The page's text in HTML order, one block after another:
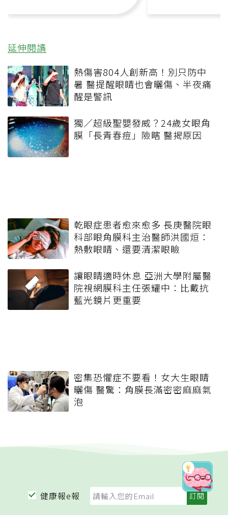
延伸閱讀
熱傷害804人創新高！別只防中
暑 醫提醒眼睛也會曬傷、半夜痛
醒是警訊
獨／超級聖嬰發威？24歲女眼角
膜「長青春痘」險瞎 醫揭原因
乾眼症患者愈來愈多 長庚醫院眼
科部眼角膜科主治醫師洪國烜：
熱敷眼睛、還要清潔眼瞼
讓眼睛適時休息 亞洲大學附屬醫
院視網膜科主任張耀中：比戴抗
藍光鏡片更重要
密集恐懼症不要看！女大生眼睛
曬傷 醫驚：角膜長滿密密麻麻氣
泡
健康報e報